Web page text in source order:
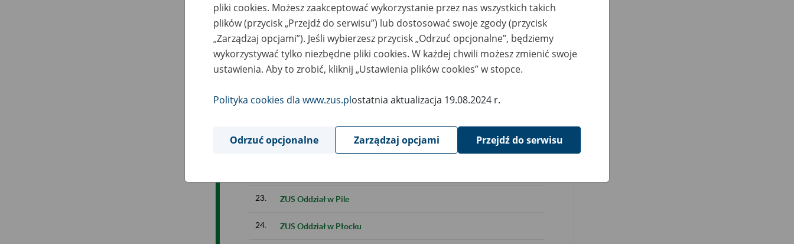
16. ZUS Oddział w Lublinie
17. ZUS I Oddział w Łodzi
18. ZUS II Oddział w Łodzi
21. ZUS Oddział w Opolu
23. ZUS Oddział w Pile
24. ZUS Oddział w Płocku
pliki cookies. Możesz zaakceptować wykorzystanie przez nas wszystkich takich
plików (przycisk „Przejdź do serwisu”) lub dostosować swoje zgody (przycisk
„Zarządzaj opcjami”). Jeśli wybierzesz przycisk „Odrzuć opcjonalne”, będziemy
wykorzystywać tylko niezbędne pliki cookies. W każdej chwili możesz zmienić swoje
ustawienia. Aby to zrobić, kliknij „Ustawienia plików cookies” w stopce.
Polityka cookies dla www.zus.plostatnia aktualizacja 19.08.2024 r.
Odrzuć opcjonalne Zarządzaj opcjami Przejdź do serwisu